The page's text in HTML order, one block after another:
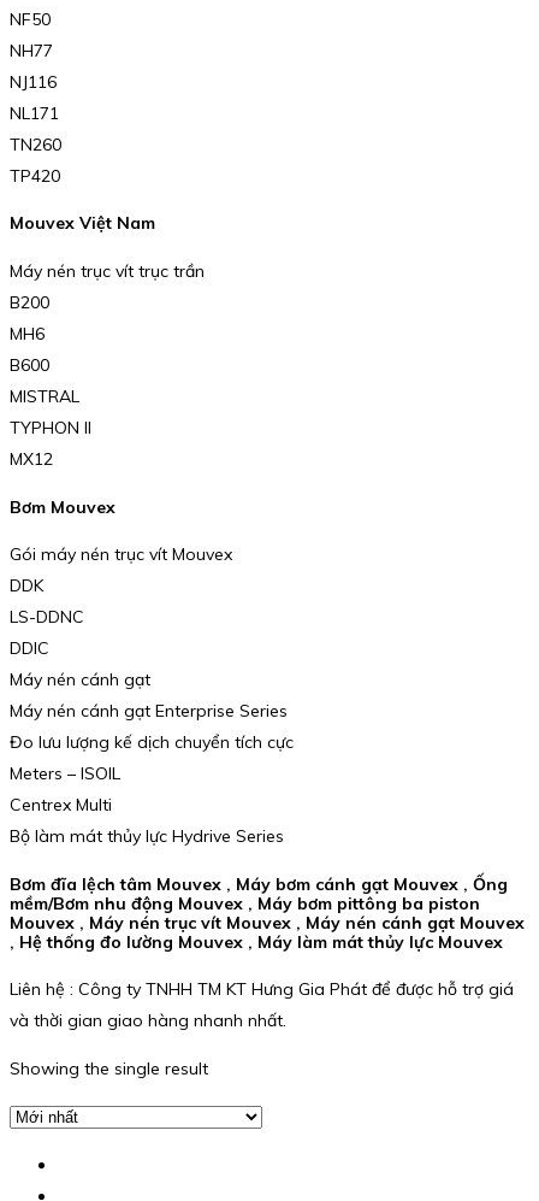
NF50
NH77
NJ116
NL171
TN260
TP420
Mouvex Việt Nam
Máy nén trục vít trục trần
B200
MH6
B600
MISTRAL
TYPHON II
MX12
Bơm Mouvex
Gói máy nén trục vít Mouvex
DDK
LS-DDNC
DDIC
Máy nén cánh gạt
Máy nén cánh gạt Enterprise Series
Đo lưu lượng kế dịch chuyển tích cực
Meters – ISOIL
Centrex Multi
Bộ làm mát thủy lực Hydrive Series
Bơm đĩa lệch tâm Mouvex , Máy bơm cánh gạt Mouvex , Ống
mềm/Bơm nhu động Mouvex , Máy bơm pittông ba piston
Mouvex , Máy nén trục vít Mouvex , Máy nén cánh gạt Mouvex
, Hệ thống đo lường Mouvex , Máy làm mát thủy lực Mouvex
Liên hệ : Công ty TNHH TM KT Hưng Gia Phát để được hỗ trợ giá
và thời gian giao hàng nhanh nhất.
Showing the single result